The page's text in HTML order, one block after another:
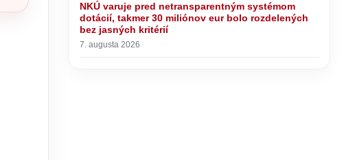
NKÚ varuje pred netransparentným systémom
dotácií, takmer 30 miliónov eur bolo rozdelených
bez jasných kritérií
7. augusta 2026